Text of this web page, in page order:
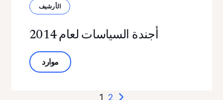
الأرشيف
أجندة السياسات لعام 2014
موارد
1 2